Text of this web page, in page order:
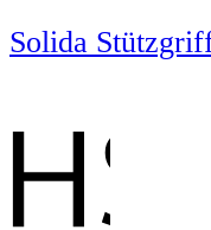
Solida